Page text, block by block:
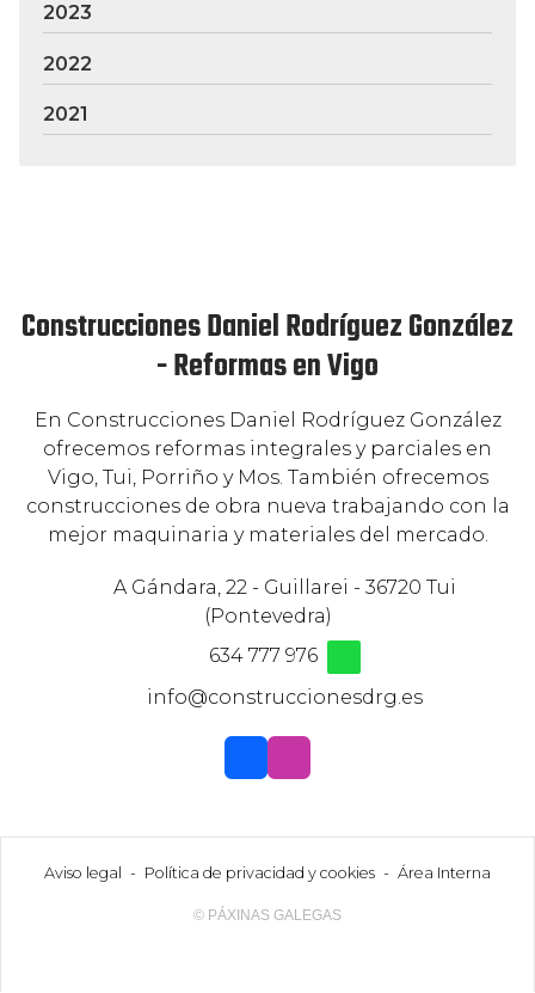
2023
2022
2021
Construcciones Daniel Rodríguez González
- Reformas en Vigo
En Construcciones Daniel Rodríguez González
ofrecemos reformas integrales y parciales en
Vigo, Tui, Porriño y Mos. También ofrecemos
construcciones de obra nueva trabajando con la
mejor maquinaria y materiales del mercado.
A Gándara, 22 - Guillarei - 36720 Tui
(Pontevedra)
634 777 976
info@construccionesdrg.es
Aviso legal - Política de privacidad y cookies - Área Interna
© PÁXINAS GALEGAS